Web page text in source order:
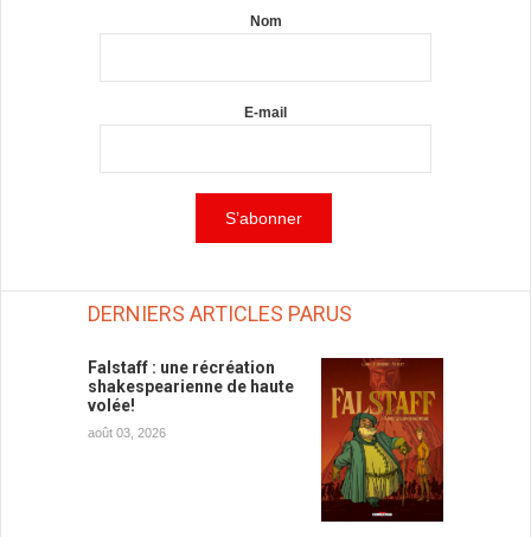
Nom
E-mail
DERNIERS ARTICLES PARUS
Falstaff : une récréation
shakespearienne de haute
volée!
août 03, 2026